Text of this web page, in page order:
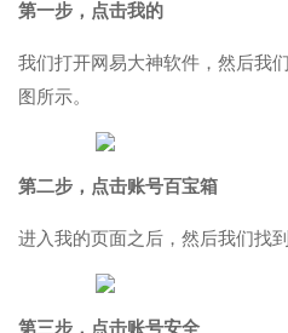
第一步，点击我的
我们打开网易大神软件，然后我
图所示。
第二步，点击账号百宝箱
进入我的页面之后，然后我们找
第三步，点击账号安全